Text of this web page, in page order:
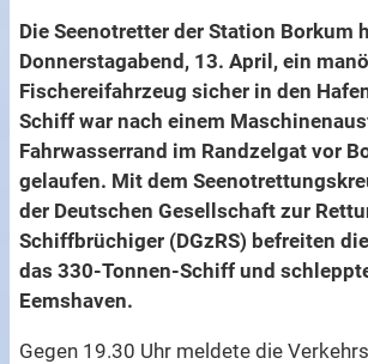
Die Seenotretter der Station Borkum
Donnerstagabend, 13. April, ein
Fischereifahrzeug sicher in den
Schiff war nach einem
Fahrwasserrand im Randzelgat vor
gelaufen. Mit dem
der Deutschen Gesellschaft zur
Schiffbrüchiger (DGzRS) befreiten
das 330-Tonnen-Schiff und
Eemshaven.
Gegen 19.30 Uhr meldete die